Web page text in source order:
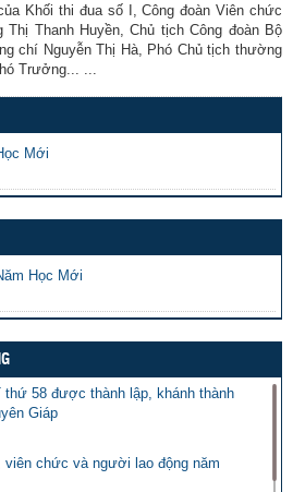
Khối thi đua số I, Công đoàn Viên chức
Thanh Huyền, Chủ tịch Công đoàn Bộ
chí Nguyễn Thị Hà, Phó Chủ tịch thường
Trưởng... ...
Mới
Học Mới
58 được thành lập, khánh thành
Giáp
chức và người lao động năm